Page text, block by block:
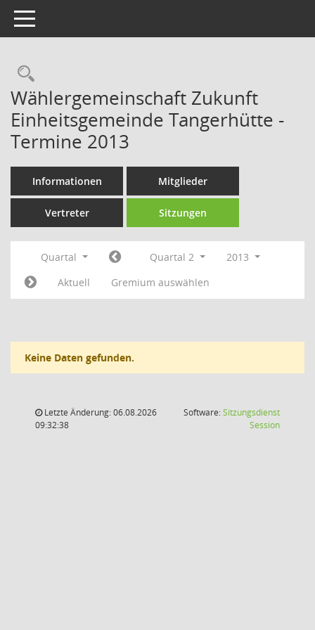
Toggle navigation
Rechercheauswahl
Wählergemeinschaft Zukunft
Einheitsgemeinde Tangerhütte -
Termine 2013
Informationen Mitglieder
Vertreter Sitzungen
Quartal Quartal 2
2013
Aktuell
Gremium auswählen
Keine Daten gefunden.
Letzte Änderung: 06.08.2026
09:32:38
Software:Sitzungsdienst
Session(Wird in